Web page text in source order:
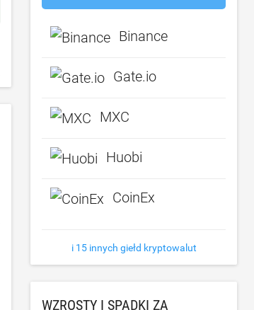
Binance
Gate.io
MXC
Huobi
CoinEx
i 15 innych giełd kryptowalut
WZROSTY I SPADKI ZA